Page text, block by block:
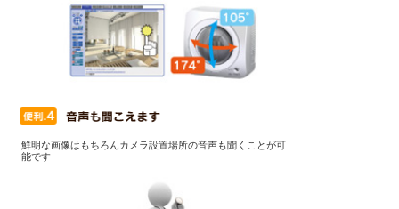
鮮明な画像はもちろんカメラ設置場所の音声も聞くことが可
能です